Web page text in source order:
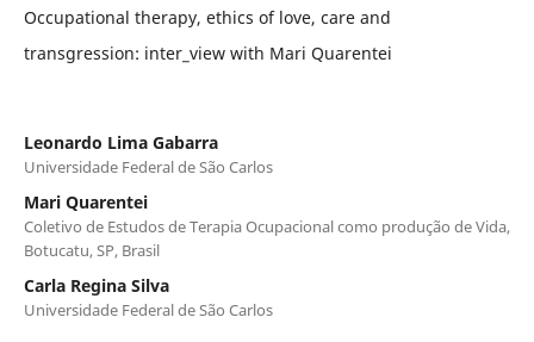
Occupational therapy, ethics of love, care and
transgression: inter_view with Mari Quarentei
Leonardo Lima Gabarra
Universidade Federal de São Carlos
Mari Quarentei
Coletivo de Estudos de Terapia Ocupacional como produção de Vida,
Botucatu, SP, Brasil
Carla Regina Silva
Universidade Federal de São Carlos